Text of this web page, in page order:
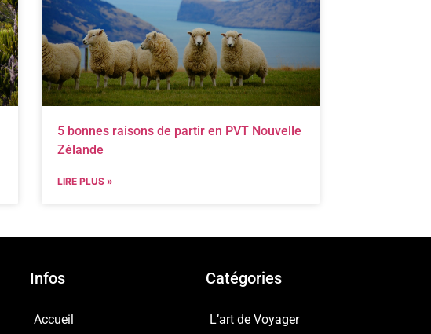
5 bonnes raisons de partir en PVT Nouvelle
Zélande
LIRE PLUS »
Infos
Accueil
Catégories
L’art de Voyager